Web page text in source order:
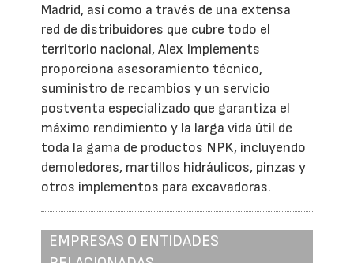
Madrid, así como a través de una extensa
red de distribuidores que cubre todo el
territorio nacional, Alex Implements
proporciona asesoramiento técnico,
suministro de recambios y un servicio
postventa especializado que garantiza el
máximo rendimiento y la larga vida útil de
toda la gama de productos NPK, incluyendo
demoledores, martillos hidráulicos, pinzas y
otros implementos para excavadoras.
EMPRESAS O ENTIDADES